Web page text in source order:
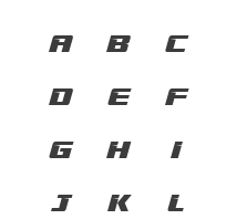
A B C
D E F
G H I
J K L